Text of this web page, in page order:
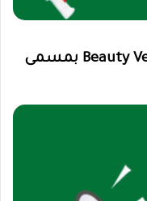
وظائف نسائية شاغرة في Beauty Velvet بمسمى